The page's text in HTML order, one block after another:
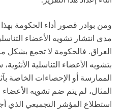
ومن بوادر قصور أداء الحكومة
مدى انتشار تشويه الأعضاء
العراق. فالحكومة لا تجمع بشكل
بتشويه الأعضاء التناسلية
الممارسة أو الإحصاءات الخاصة
المثال، لم يتم ضم تشويه الأعضاء
استطلاع المؤشر التجميعي الذي